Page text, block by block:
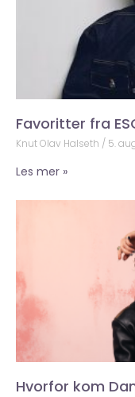
Favoritter fra
Knut Olav Halseth 5.
Les mer »
Hvorfor kom